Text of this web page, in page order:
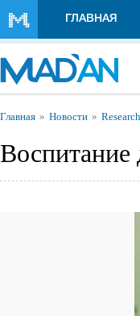
ГЛАВНАЯ
Вы здесь
Главная Новости Research
Воспитание